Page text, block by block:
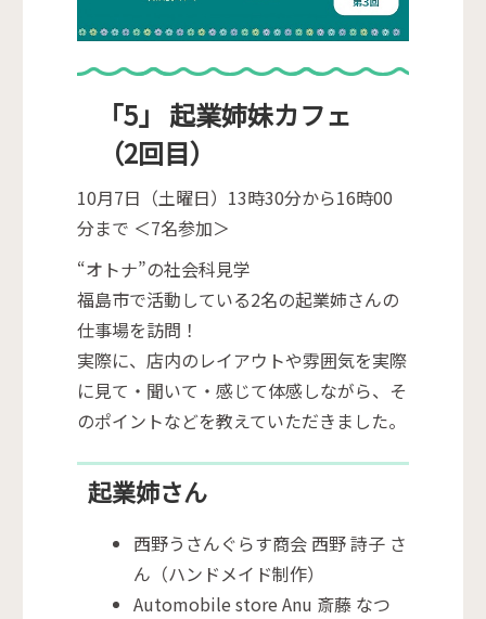
「5」 起業姉妹カフェ
（2回目）
10月7日（土曜日）13時30分から16時00
分まで ＜7名参加＞
“オトナ”の社会科見学
福島市で活動している2名の起業姉さんの
仕事場を訪問！
実際に、店内のレイアウトや雰囲気を実際
に見て・聞いて・感じて体感しながら、そ
のポイントなどを教えていただきました。
起業姉さん
西野うさんぐらす商会 西野 詩子 さ
ん（ハンドメイド制作）
Automobile store Anu 斎藤 なつ